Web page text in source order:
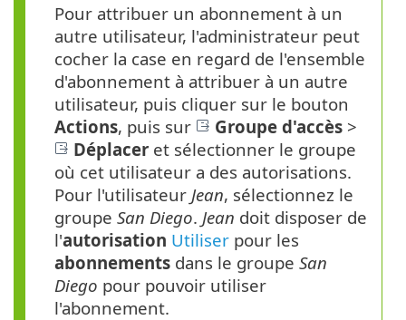
Pour attribuer un abonnement à un
autre utilisateur, l'administrateur peut
cocher la case en regard de l'ensemble
d'abonnement à attribuer à un autre
utilisateur, puis cliquer sur le bouton
Actions, puis sur Groupe d'accès >
Déplacer et sélectionner le groupe
où cet utilisateur a des autorisations.
Pour l'utilisateur Jean, sélectionnez le
groupe San Diego. Jean doit disposer de
l'autorisation Utiliser pour les
abonnements dans le groupe San
Diego pour pouvoir utiliser
l'abonnement.